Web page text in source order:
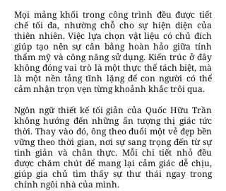
Mọi mảng khối trong công trình đều được tiết
chế tối đa, nhường chỗ cho sự hiện diện của
thiên nhiên. Việc lựa chọn vật liệu có chủ đích
giúp tạo nên sự cân bằng hoàn hảo giữa tính
thẩm mỹ và công năng sử dụng. Kiến trúc ở đây
không đóng vai trò là một thực thể tách biệt, mà
là một nền tảng tĩnh lặng để con người có thể
cảm nhận trọn vẹn từng khoảnh khắc trôi qua.
Ngôn ngữ thiết kế tối giản của Quốc Hữu Trần
không hướng đến những ấn tượng thị giác tức
thời. Thay vào đó, ông theo đuổi một vẻ đẹp bền
vững theo thời gian, nơi sự sang trọng đến từ sự
tinh giản và chân thực. Mỗi chi tiết nhỏ đều
được chăm chút để mang lại cảm giác dễ chịu,
giúp gia chủ tìm thấy sự thư thái ngay trong
chính ngôi nhà của mình.